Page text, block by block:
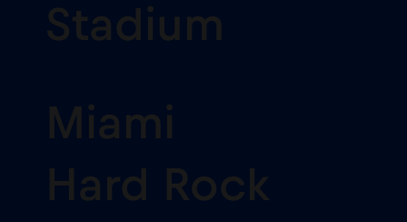
Stadium
Miami
Hard Rock